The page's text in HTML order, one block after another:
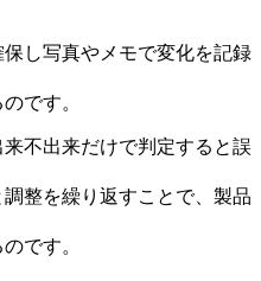
し写真やメモで変化を記録
です。
不出来だけで判定すると誤
整を繰り返すことで、製品
です。